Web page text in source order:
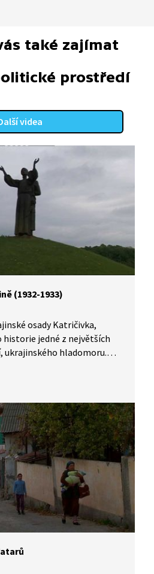
také zajímat
prostředí
videa
(1932-1933)
osady Katričivka,
jedné z největších
ukrajinského hladomoru.
venkov k poslušnosti.